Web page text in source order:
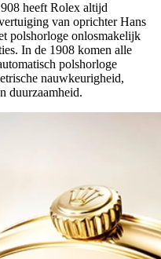
heeft Rolex altijd
van oprichter Hans
polshorloge onlosmakelijk
In de 1908 komen alle
polshorloge
nauwkeurigheid,
duurzaamheid.